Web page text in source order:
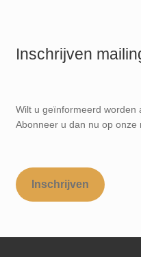
Inschrijven
Wilt u geïnformeerd worden
Abonneer u dan nu op onze
Inschrijven